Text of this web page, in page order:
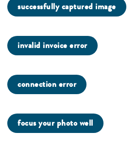
successfully captured image
invalid invoice error
connection error
focus your photo well